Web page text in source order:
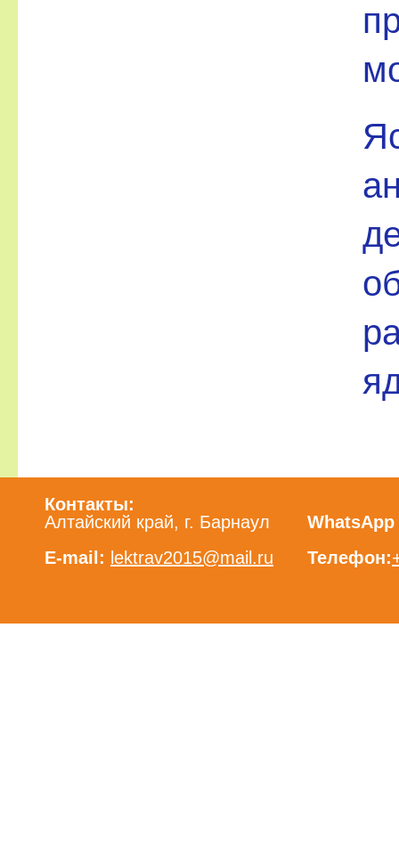
Контакты:
Алтайский край, г. Барнаул
E-mail: lektrav2015@mail.ru
Телефон: